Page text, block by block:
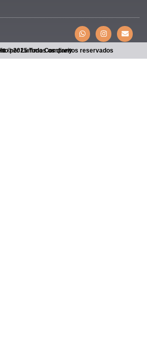
© 2025 Todos os direitos reservados
por Lumma Company